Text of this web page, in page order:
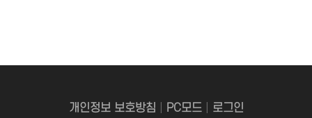
개인정보 보호방침 PC모드| 로그인